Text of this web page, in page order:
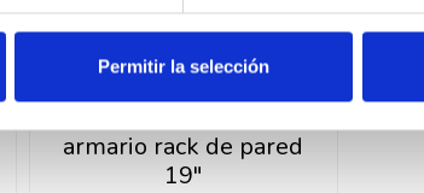
Permitir la selección
armario rack de pared
19"